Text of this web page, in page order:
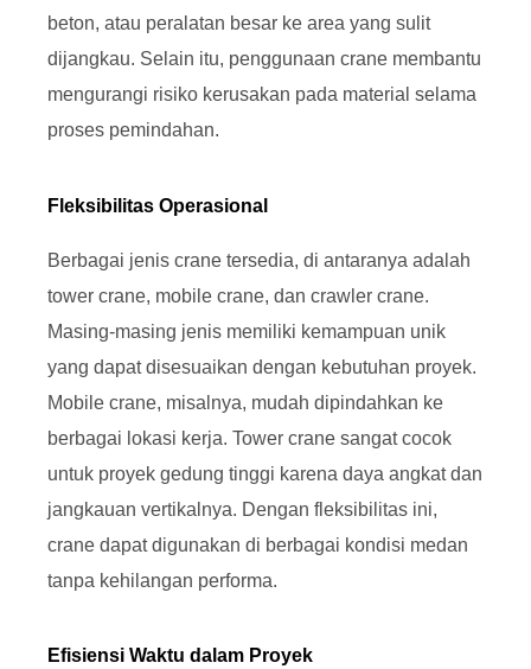
beton, atau peralatan besar ke area yang sulit
dijangkau. Selain itu, penggunaan crane membantu
mengurangi risiko kerusakan pada material selama
proses pemindahan.
Fleksibilitas Operasional
Berbagai jenis crane tersedia, di antaranya adalah
tower crane, mobile crane, dan crawler crane.
Masing-masing jenis memiliki kemampuan unik
yang dapat disesuaikan dengan kebutuhan proyek.
Mobile crane, misalnya, mudah dipindahkan ke
berbagai lokasi kerja. Tower crane sangat cocok
untuk proyek gedung tinggi karena daya angkat dan
jangkauan vertikalnya. Dengan fleksibilitas ini,
crane dapat digunakan di berbagai kondisi medan
tanpa kehilangan performa.
Efisiensi Waktu dalam Proyek